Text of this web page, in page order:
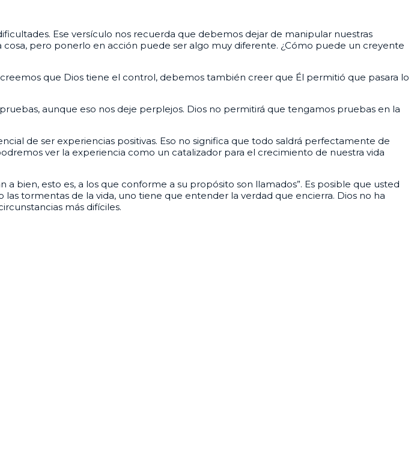
Ese versículo nos recuerda que debemos dejar de manipular nuestras
pero ponerlo en acción puede ser algo muy diferente. ¿Cómo puede un creyente
que Dios tiene el control, debemos también creer que Él permitió que pasara lo
aunque eso nos deje perplejos. Dios no permitirá que tengamos pruebas en la
de ser experiencias positivas. Eso no significa que todo saldrá perfectamente de
ver la experiencia como un catalizador para el crecimiento de nuestra vida
a bien, esto es, a los que conforme a su propósito son llamados”. Es posible que usted
tormentas de la vida, uno tiene que entender la verdad que encierra. Dios no ha
más difíciles.